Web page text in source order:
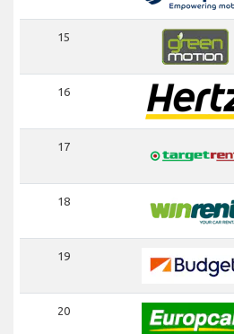
15
16
17
18
19
20